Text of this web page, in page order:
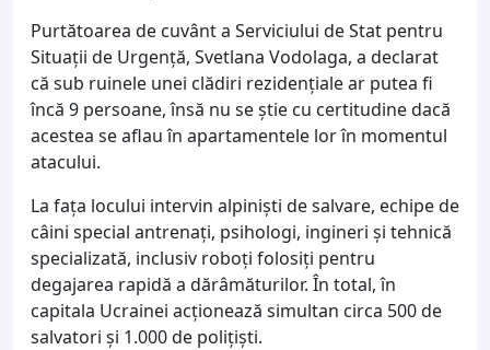
Purtătoarea de cuvânt a Serviciului de Stat pentru
Situații de Urgență, Svetlana Vodolaga, a declarat
că sub ruinele unei clădiri rezidențiale ar putea fi
încă 9 persoane, însă nu se știe cu certitudine dacă
acestea se aflau în apartamentele lor în momentul
atacului.
La fața locului intervin alpiniști de salvare, echipe de
câini special antrenați, psihologi, ingineri și tehnică
specializată, inclusiv roboți folosiți pentru
degajarea rapidă a dărâmăturilor. În total, în
capitala Ucrainei acționează simultan circa 500 de
salvatori și 1.000 de polițiști.